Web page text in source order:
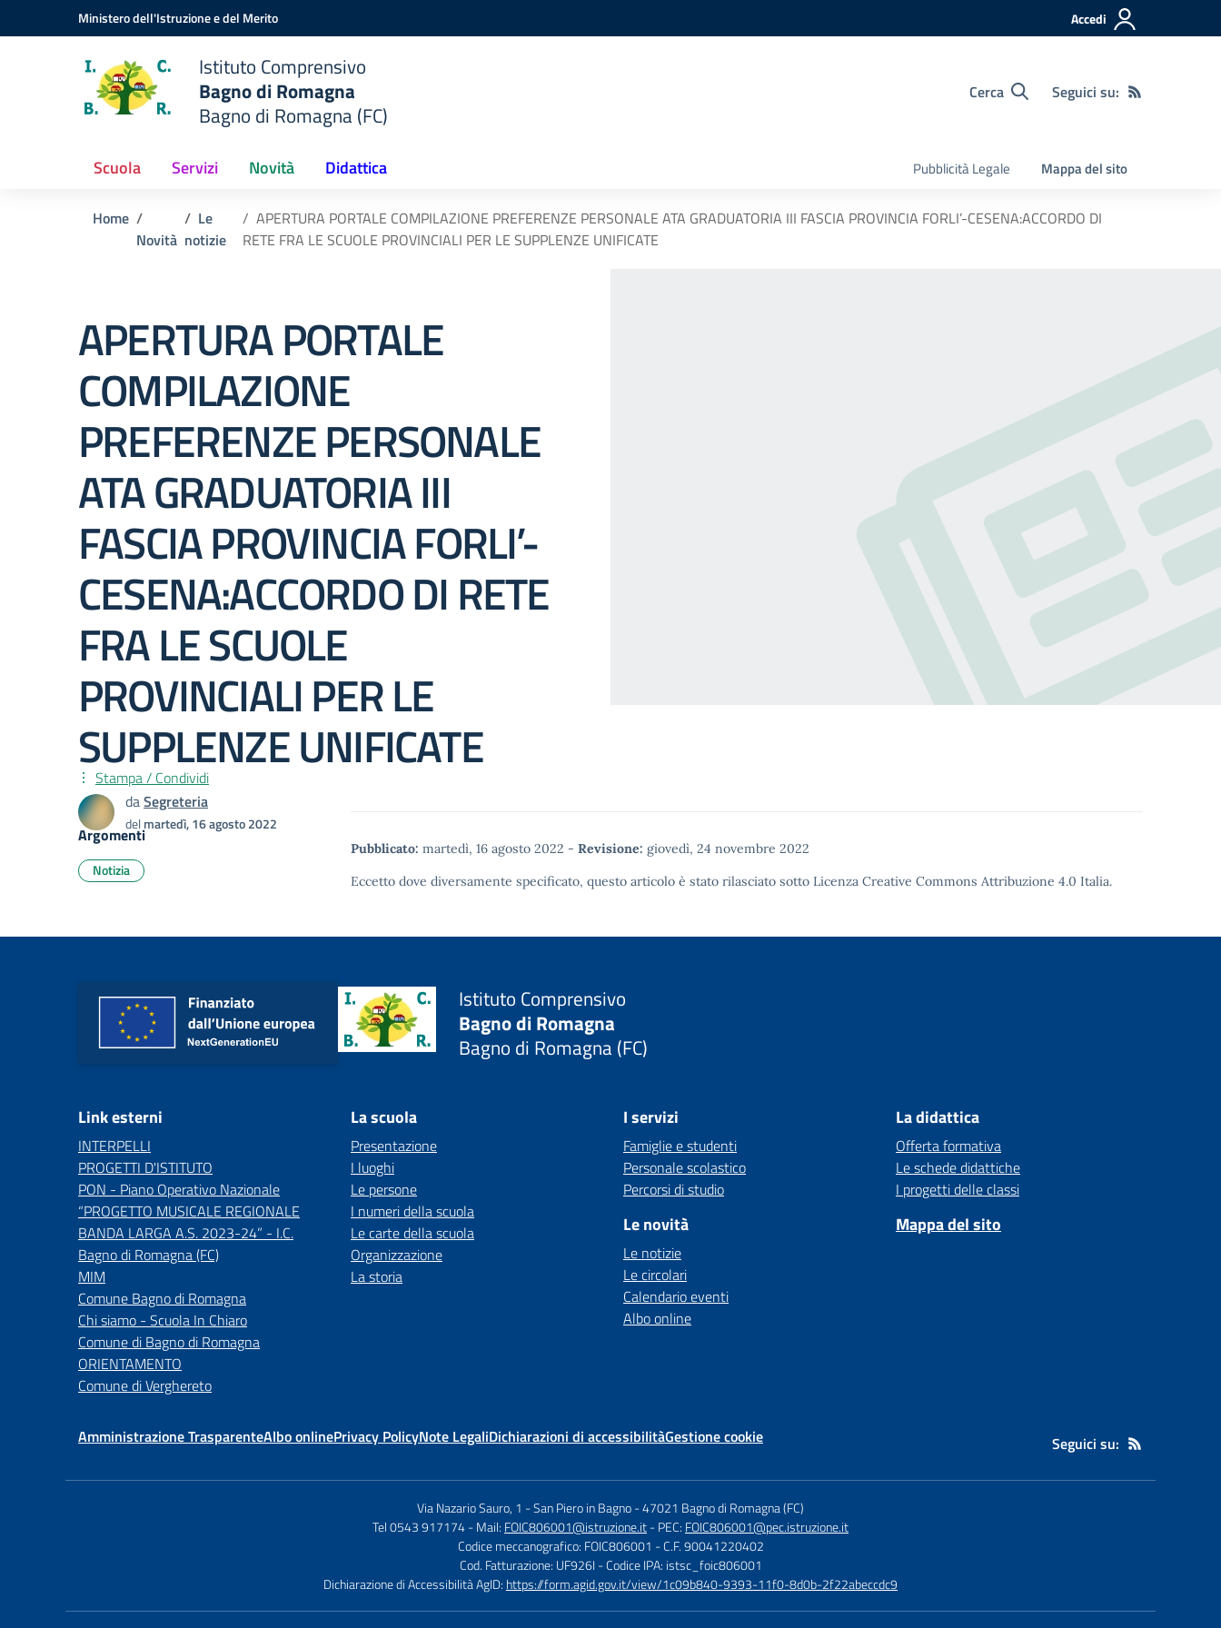
Vai ai contenuti
Vai al menu di navigazioneMinistero dell'Istruzione e del Merito Accedi
Istituto Comprensivo
Bagno di Romagna
Bagno di Romagna (FC)
Cerca Seguici su:
Scuola Servizi Novità Didattica Pubblicità Legale Mappa del sito
Home
Novità
Le
notizie
APERTURA PORTALE COMPILAZIONE PREFERENZE PERSONALE ATA GRADUATORIA III FASCIA PROVINCIA FORLI’-CESENA:ACCORDO DI
RETE FRA LE SCUOLE PROVINCIALI PER LE SUPPLENZE UNIFICATE
APERTURA PORTALE
COMPILAZIONE
PREFERENZE PERSONALE
ATA GRADUATORIA III
FASCIA PROVINCIA FORLI’-
CESENA:ACCORDO DI RETE
FRA LE SCUOLE
PROVINCIALI PER LE
SUPPLENZE UNIFICATE
daSegreteria
delmartedì, 16 agosto 2022
Pubblicato: martedì, 16 agosto 2022 - Revisione: giovedì, 24 novembre 2022
Eccetto dove diversamente specificato, questo articolo è stato rilasciato sotto Licenza Creative Commons Attribuzione 4.0 Italia.
Stampa / Condividi
Argomenti
Notizia
Istituto Comprensivo
Bagno di Romagna
Bagno di Romagna (FC)
Link esterni
INTERPELLI
PROGETTI D'ISTITUTO
PON - Piano Operativo Nazionale
“PROGETTO MUSICALE REGIONALE
BANDA LARGA A.S. 2023-24” - I.C.
Bagno di Romagna (FC)
MIM
Comune Bagno di Romagna
Chi siamo - Scuola In Chiaro
Comune di Bagno di Romagna
ORIENTAMENTO
Comune di Verghereto
La scuola
Presentazione
I luoghi
Le persone
I numeri della scuola
Le carte della scuola
Organizzazione
La storia
I servizi
Famiglie e studenti
Personale scolastico
Percorsi di studio
Le novità
Le notizie
Le circolari
Calendario eventi
Albo online
La didattica
Offerta formativa
Le schede didattiche
I progetti delle classi
Mappa del sito
Amministrazione TrasparenteAlbo onlinePrivacy PolicyNote LegaliDichiarazioni di accessibilitàGestione cookie Seguici su:
Via Nazario Sauro, 1 - San Piero in Bagno-47021 Bagno di Romagna (FC)
Tel 0543 917174- Mail: FOIC806001@istruzione.it- PEC: FOIC806001@pec.istruzione.it
Codice meccanografico: FOIC806001 - C.F. 90041220402
Cod. Fatturazione: UF926I - Codice IPA: istsc_foic806001
Dichiarazione di Accessibilità AgID: https://form.agid.gov.it/view/1c09b840-9393-11f0-8d0b-2f22abeccdc9